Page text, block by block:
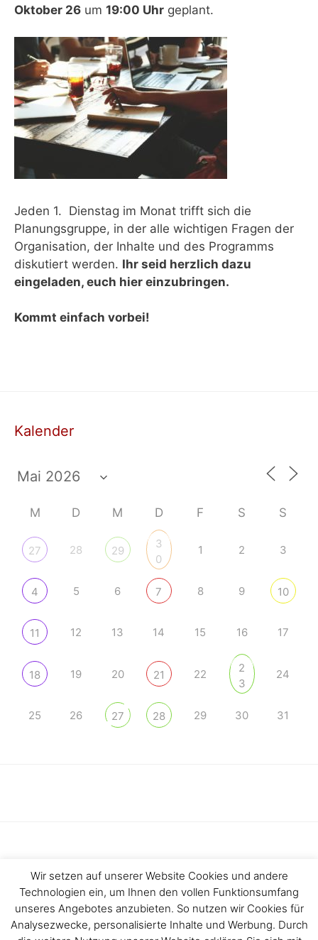
Oktober 26 um 19:00 Uhr geplant.
Jeden 1. Dienstag im Monat trifft sich die
Planungsgruppe, in der alle wichtigen Fragen der
Organisation, der Inhalte und des Programms
diskutiert werden. Ihr seid herzlich dazu
eingeladen, euch hier einzubringen.
Kommt einfach vorbei!
Kalender
M D M D F S S
27 28 29
3
0
1 2 3
4 5 6 7 8 9 10
11 12 13 14 15 16 17
18 19 20 21 22
2
3
24
25 26 27 28 29 30 31
Haftungsausschluss
Impressum
Datenschutzerklärung
Kontakt
Wir setzen auf unserer Website Cookies und andere
Technologien ein, um Ihnen den vollen Funktionsumfang
unseres Angebotes anzubieten. So nutzen wir Cookies für
Analysezwecke, personalisierte Inhalte und Werbung. Durch